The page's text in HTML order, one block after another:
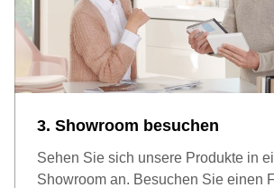
3. Showroom besuchen
Sehen Sie sich unsere Produkte in
Showroom an. Besuchen Sie einen